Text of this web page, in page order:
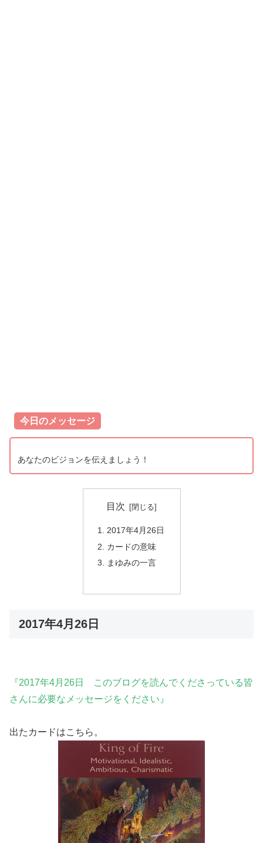
今日のメッセージ
あなたのビジョンを伝えましょう！
目次
2017年4月26日
カードの意味
まゆみの一言
2017年4月26日
『2017年4月26日 このブログを読んでくださっている皆
さんに必要なメッセージをください』
出たカードはこちら。